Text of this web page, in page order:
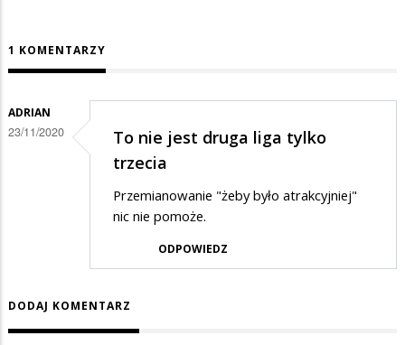
1 KOMENTARZY
ADRIAN
23/11/2020
To nie jest druga liga tylko
trzecia
Przemianowanie "żeby było atrakcyjniej"
nic nie pomoże.
ODPOWIEDZ
DODAJ KOMENTARZ